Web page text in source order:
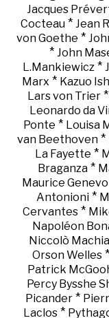
Jacques
Cocteau * Jean
von Goethe *
* John
L.Mankiewicz*
Marx * Kazuo
Lars von Trier*
Leonardo da
Ponte * Louisa
van Beethoven *
La Fayette *
Braganza*
Maurice
Antonioni*
Cervantes *
Napoléon
Niccolò
Orson Welles*
Patrick
Percy Bysshe
Picander *
Laclos*